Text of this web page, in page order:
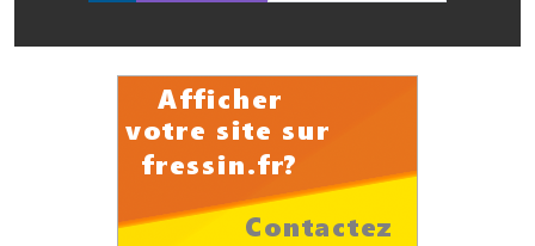
Le conseil départemental
VILLE PRATIQUE
Services publics intercommunaux